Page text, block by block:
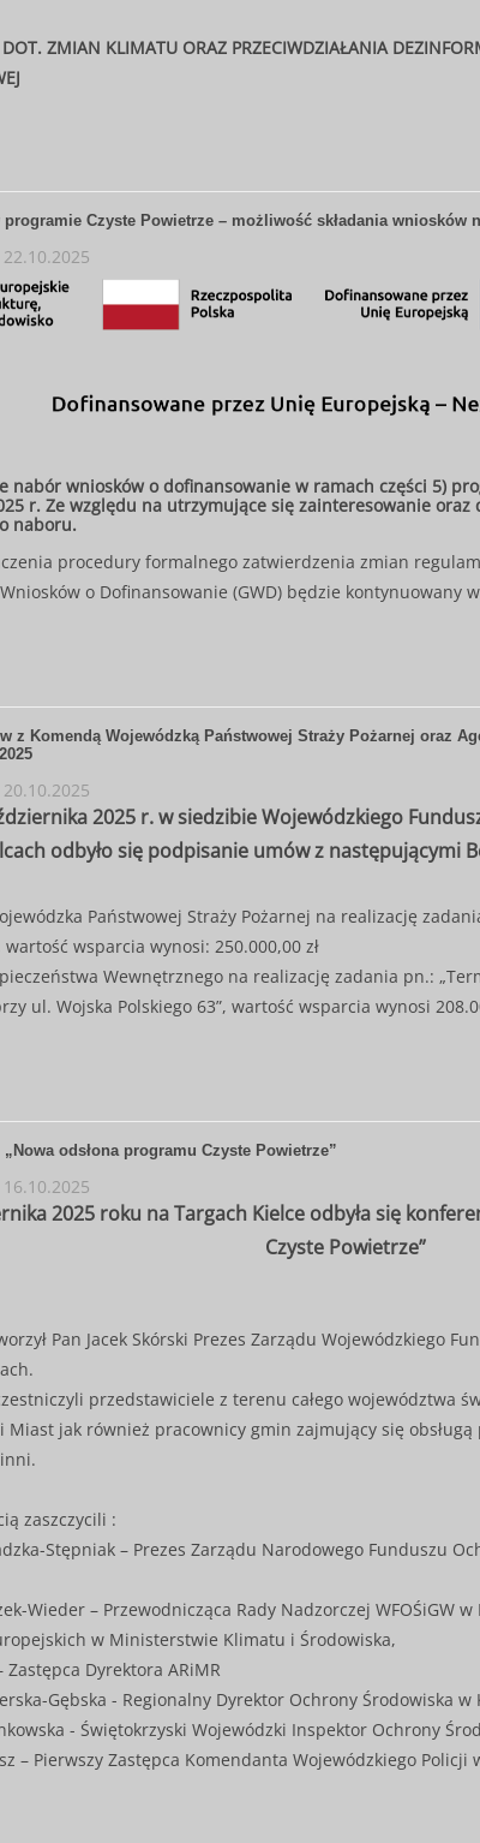
ZMIAN KLIMATU ORAZ PRZECIWDZIAŁANIA
programie Czyste Powietrze – możliwość składania wniosków
nabór wniosków o dofinansowanie w ramach części 5)
r. Ze względu na utrzymujące się zainteresowanie
naboru.
procedury formalnego zatwierdzenia zmian
o Dofinansowanie (GWD) będzie kontynuowany
z Komendą Wojewódzką Państwowej Straży Pożarnej oraz
2025 r. w siedzibie Wojewódzkiego
odbyło się podpisanie umów z następującymi
Państwowej Straży Pożarnej na realizację
wartość wsparcia wynosi: 250.000,00 zł
Wewnętrznego na realizację zadania pn.:
ul. Wojska Polskiego 63”, wartość wsparcia wynosi
odsłona programu Czyste Powietrze”
2025 roku na Targach Kielce odbyła się
Czyste Powietrze”
Pan Jacek Skórski Prezes Zarządu Wojewódzkiego
przedstawiciele z terenu całego województwa
Miast jak również pracownicy gmin zajmujący się
zaszczycili :
Stępniak – Prezes Zarządu Narodowego Funduszu
Wieder – Przewodnicząca Rady Nadzorczej WFOŚiGW
w Ministerstwie Klimatu i Środowiska,
Zastępca Dyrektora ARiMR
Gębska - Regionalny Dyrektor Ochrony Środowiska w
- Świętokrzyski Wojewódzki Inspektor Ochrony
– Pierwszy Zastępca Komendanta Wojewódzkiego Policji